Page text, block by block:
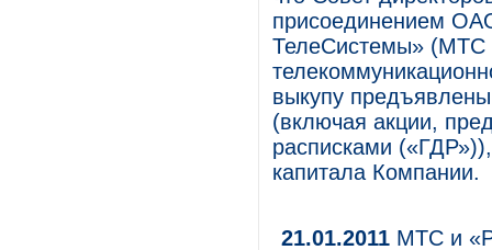
присоединением
ТелеСистемы» (МТС
выкупу
(включая акции,
расписками («ГДР»)),
капитала Компании.
21.01.2011 МТС и